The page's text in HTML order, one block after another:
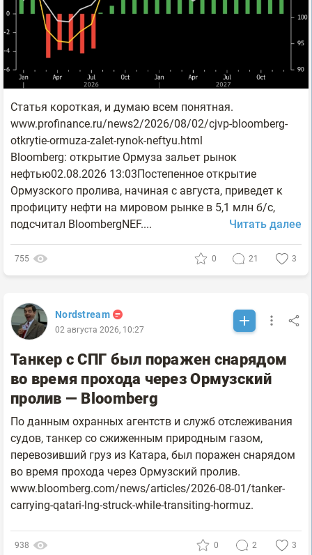
Статья короткая, и думаю всем понятная.
www.profinance.ru/news2/2026/08/02/cjvp-bloomberg-
otkrytie-ormuza-zalet-rynok-neftyu.html
Bloomberg: открытие Ормуза зальет рынок
нефтью02.08.2026 13:03Постепенное открытие
Ормузского пролива, начиная с августа, приведет к
профициту нефти на мировом рынке в 5,1 млн б/с,
подсчитал BloombergNEF....
Читать далее
755 0 21 3
Nordstream
02 августа 2026, 10:27
Танкер с СПГ был поражен снарядом
во время прохода через Ормузский
пролив — Bloomberg
По данным охранных агентств и служб отслеживания
судов, танкер со сжиженным природным газом,
перевозивший груз из Катара, был поражен снарядом
во время прохода через Ормузский пролив.
www.bloomberg.com/news/articles/2026-08-01/tanker-
carrying-qatari-lng-struck-while-transiting-hormuz.
938 0 2 3